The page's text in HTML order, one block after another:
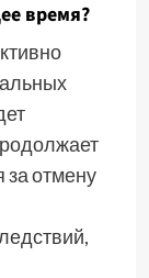
время?
за отмену